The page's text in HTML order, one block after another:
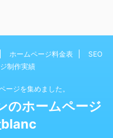
ホームページ料金表
SEO
制作実績
ージを集めました。
のホームページ
blanc